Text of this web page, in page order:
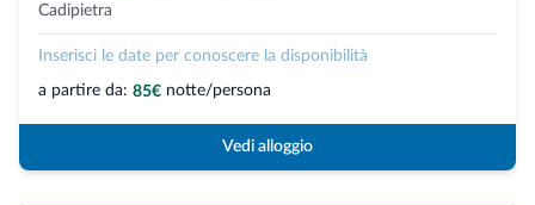
Cadipietra
Inserisci le date per conoscere la disponibilità
a partire da: 85€ notte/persona
Vedi alloggio